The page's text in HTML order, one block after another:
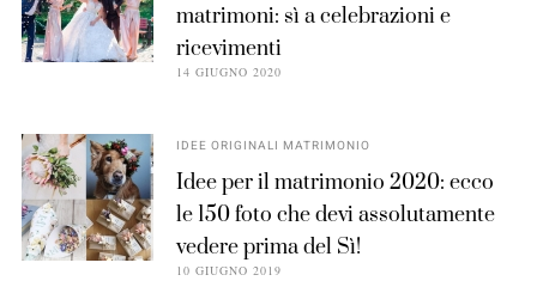
matrimoni: sì a celebrazioni e
ricevimenti
14 GIUGNO 2020
IDEE ORIGINALI MATRIMONIO
Idee per il matrimonio 2020: ecco
le 150 foto che devi assolutamente
vedere prima del Sì!
10 GIUGNO 2019